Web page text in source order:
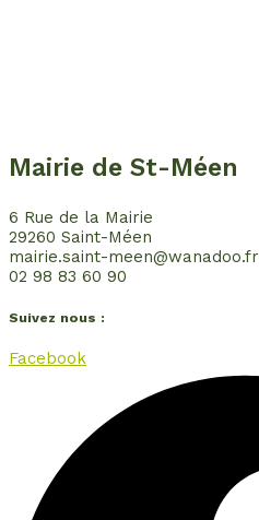
Mairie de St-Méen
6 Rue de la Mairie
29260 Saint-Méen
mairie.saint-meen@wanadoo.fr
02 98 83 60 90
Suivez nous :
Facebook